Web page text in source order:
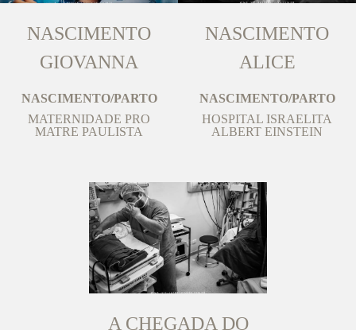
NASCIMENTO
GIOVANNA
NASCIMENTO/PARTO
MATERNIDADE PRO
MATRE PAULISTA
NASCIMENTO
ALICE
NASCIMENTO/PARTO
HOSPITAL ISRAELITA
ALBERT EINSTEIN
A CHEGADA DO